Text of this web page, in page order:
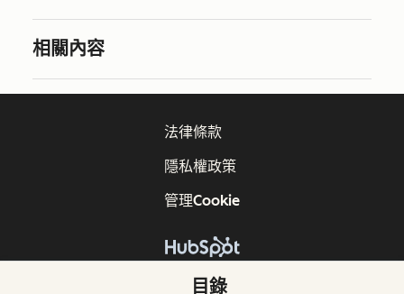
相關內容
目錄
版權所有 © 2026 HubSpot, Inc.
法律條款
隱私權政策
管理Cookie